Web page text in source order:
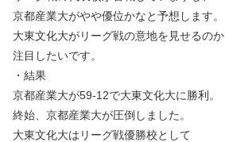
京都産業大がやや優位かなと予想します。
大東文化大がリーグ戦の意地を見せるのか
注目したいです。
・結果
京都産業大が59-12で大東文化大に勝利。
終始、京都産業大が圧倒しました。
大東文化大はリーグ戦優勝校として